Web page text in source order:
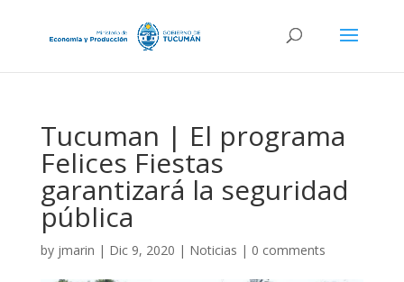
Tucuman | El programa
Felices Fiestas
garantizará la seguridad
pública
by jmarin | Dic 9, 2020 | Noticias | 0 comments